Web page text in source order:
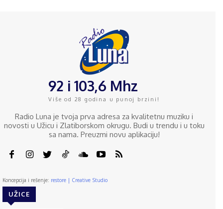
92 i 103,6 Mhz
Više od 28 godina u punoj brzini!
Radio Luna je tvoja prva adresa za kvalitetnu muziku i
novosti u Užicu i Zlatiborskom okrugu. Budi u trendu i u toku
sa nama. Preuzmi novu aplikaciju!
Koncepcija i rešenje: restore | Creative Studio
UŽICE